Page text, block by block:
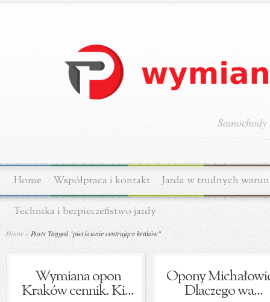
Home Współpraca i kontakt Jazda w trudnych
Technika i bezpieczeństwo jazdy
Home » Posts Tagged "pierścienie centrujące kraków"
Wymiana opon
Kraków cennik. Ki...
Opony
Dlaczego wa...